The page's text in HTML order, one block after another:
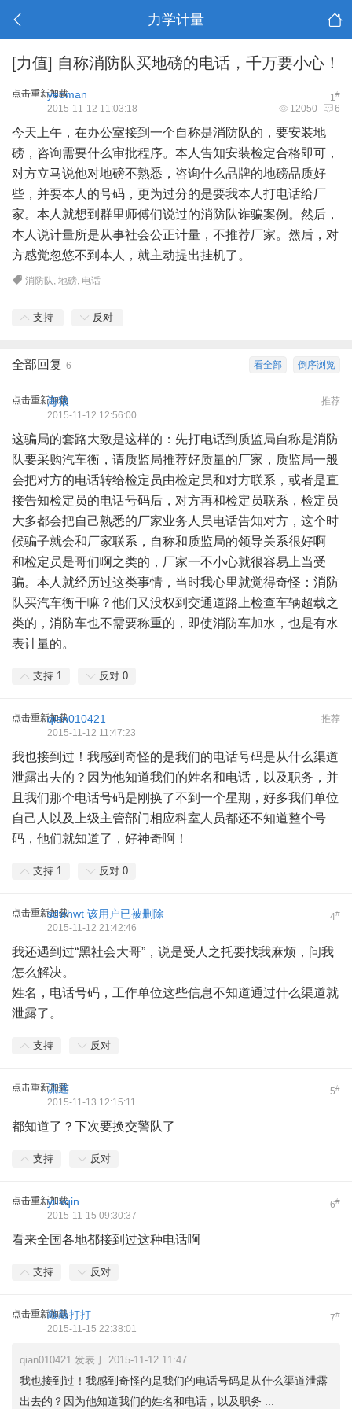
力学计量
[力值] 自称消防队买地磅的电话，千万要小心！
点击重新加载 1#
yeoman
12050 6
2015-11-12 11:03:18
今天上午，在办公室接到一个自称是消防队的，要安装地
磅，咨询需要什么审批程序。本人告知安装检定合格即可，
对方立马说他对地磅不熟悉，咨询什么品牌的地磅品质好
些，并要本人的号码，更为过分的是要我本人打电话给厂
家。本人就想到群里师傅们说过的消防队诈骗案例。然后，
本人说计量所是从事社会公正计量，不推荐厂家。然后，对
方感觉忽悠不到本人，就主动提出挂机了。
消防队,地磅, 电话
支持 反对
倒序浏览
看全部
全部回复 6
点击重新加载 推荐
海狼
2015-11-12 12:56:00
这骗局的套路大致是这样的：先打电话到质监局自称是消防
队要采购汽车衡，请质监局推荐好质量的厂家，质监局一般
会把对方的电话转给检定员由检定员和对方联系，或者是直
接告知检定员的电话号码后，对方再和检定员联系，检定员
大多都会把自己熟悉的厂家业务人员电话告知对方，这个时
候骗子就会和厂家联系，自称和质监局的领导关系很好啊
和检定员是哥们啊之类的，厂家一不小心就很容易上当受
骗。本人就经历过这类事情，当时我心里就觉得奇怪：消防
队买汽车衡干嘛？他们又没权到交通道路上检查车辆超载之
类的，消防车也不需要称重的，即使消防车加水，也是有水
表计量的。
支持 1 反对 0
点击重新加载 推荐
qian010421
2015-11-12 11:47:23
我也接到过！我感到奇怪的是我们的电话号码是从什么渠道
泄露出去的？因为他知道我们的姓名和电话，以及职务，并
且我们那个电话号码是刚换了不到一个星期，好多我们单位
自己人以及上级主管部门相应科室人员都还不知道整个号
码，他们就知道了，好神奇啊！
支持 1 反对 0
点击重新加载 4#
sdwhwt 该用户已被删除
2015-11-12 21:42:46
我还遇到过“黑社会大哥”，说是受人之托要找我麻烦，问我
怎么解决。
姓名，电话号码，工作单位这些信息不知道通过什么渠道就
泄露了。
支持 反对
点击重新加载 5#
流连
2015-11-13 12:15:11
都知道了？下次要换交警队了
支持 反对
点击重新加载 6#
yukqin
2015-11-15 09:30:37
看来全国各地都接到过这种电话啊
支持 反对
点击重新加载 7#
敲敲打打
2015-11-15 22:38:01
qian010421 发表于 2015-11-12 11:47
我也接到过！我感到奇怪的是我们的电话号码是从什么渠道泄露
出去的？因为他知道我们的姓名和电话，以及职务 ...